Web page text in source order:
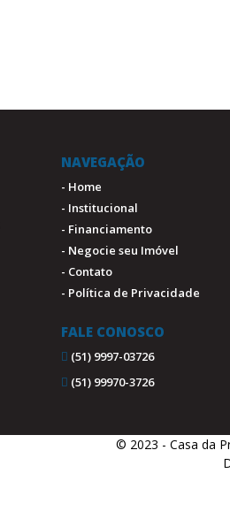
NAVEGAÇÃO
- Home
- Institucional
- Financiamento
- Negocie seu Imóvel
- Contato
- Política de Privacidade
FALE CONOSCO
(51) 9997-03726
(51) 99970-3726
© 2023 - Casa da